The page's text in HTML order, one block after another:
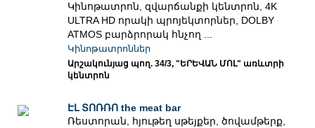
Կինոթատրոն, զվարճանքի կենտրոն, 4K
ULTRA HD որակի պրոյեկտորներ, DOLBY
ATMOS բարձրորակ հնչող ...
Կինոթատրոններ
Արշակունյաց պող. 34/3, "ԵՐԵՎԱՆ ՄՈԼ" առևտրի
կենտրոն
ԷԼ ՏՈՌՌՈ the meat bar
Ռեստորան, հյութեղ սթեյքեր, ծովամթերք,